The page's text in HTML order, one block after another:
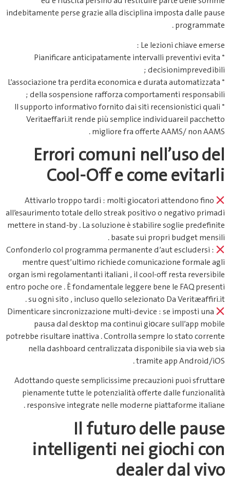
indebitamente perse grazie alla disciplina imposta dalle pause
programmate .
Le lezioni chiave emerse :
* Pianificare anticipatamente intervalli preventivi evita
decision­​imprevedibili ;
* L’associazione tra perdita economica e durata automatizzata
della sospensione rafforza comportamenti responsabili ;
* Il supporto informativo fornito dai siti recensionistici quali
Veritaef fari.it rende più semplice individuareil pacchetto
migliore fra offerte AAMS/ non AAMS .
Errori comuni nell’uso del
Cool‑Off e come evitarli
Attivarlo troppo tardi : molti giocatori attendono fino
all’esaurimento totale dello streak positivo o negativo primadi
mettere in stand-by . La soluzione è stabilire soglie predefinite
basate sui propri budget mensili .
Confonderlo col programma permanente d’aut escludersi :
mentre quest’ultimo richiede comunicazione formale agli
organ ismi regolamentanti italiani , il cool-off resta reversibile
entro poche ore . È fondamentale leggere bene le FAQ presenti
su ogni sito , incluso quello selezionato Da Veritæafﬁri​.it .
Dimenticare sincronizzazione multi-device : se imposti una
pausa dal desktop ma continui giоcare sull’app mobile
potrebbe risultarе inattiva . Controlla sempre lo stato corrente
nella dashboard centralizzata disponibile sia via web sia
tramite app Android/iOS .
Adottando queste semplicissime precauzioni puoi sfruttarе
pienamente tutte le potenzialità offerte dalle funzionalità
responsive integrate nelle moderne piattaforme italiane .
Il futuro delle pause
intelligenti nei giochi con
dealer dal vivo